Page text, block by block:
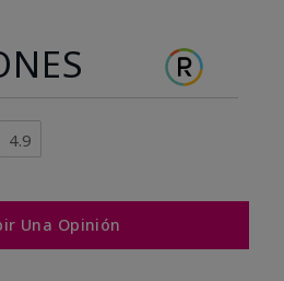
4.9
Una Opinión